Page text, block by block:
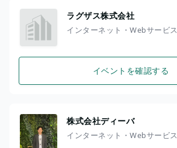
ラグザス株式会社
インターネット・Webサービス
イベントを確認する
株式会社ディーバ
インターネット・Webサービス